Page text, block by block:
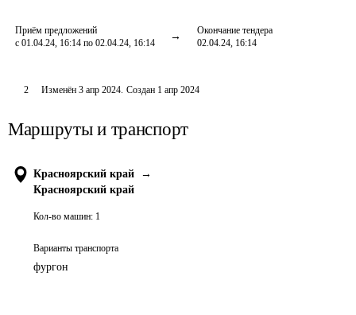
Приём предложений
с 01.04.24, 16:14 по 02.04.24, 16:14
Окончание тендера
02.04.24, 16:14
2 Изменён 3 апр 2024. Создан 1 апр 2024
Маршруты и транспорт
Красноярский край
→
Красноярский край
Кол-во машин: 1
Варианты транспорта
фургон